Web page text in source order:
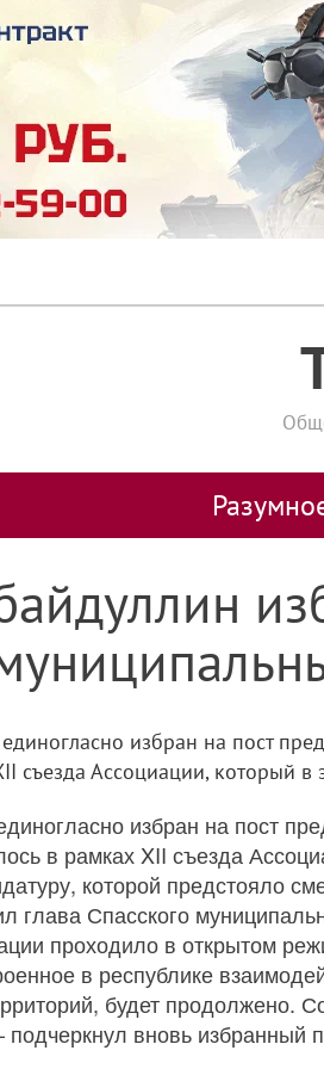
избран на пост
съезда Ассоциации, который
избран на пост
в рамках XII съезда
которой предстояло
глава Спасского
проходило в открытом
в республике
будет
вновь избранный